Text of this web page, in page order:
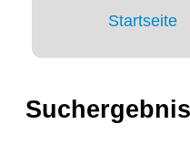
Startseite